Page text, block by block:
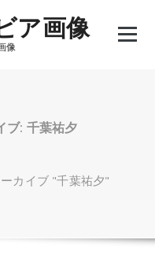
ア画像
像
ブ: 千葉祐夕
カイブ "千葉祐夕"